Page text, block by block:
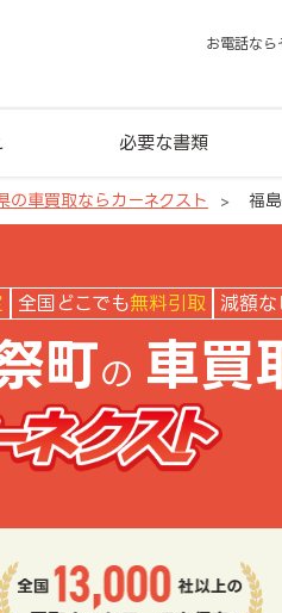
お電話なら
必要な書類
の車買取ならカーネクスト 福
全国どこでも無料引取 減額な
町の 車買